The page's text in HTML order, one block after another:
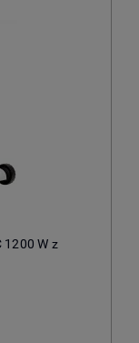
1200 W z